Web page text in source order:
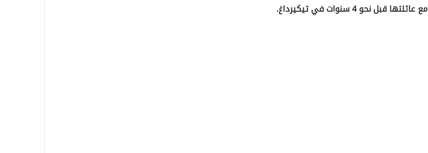
مع عائلتها قبل نحو 4 سنوات في تيكيرداغ.